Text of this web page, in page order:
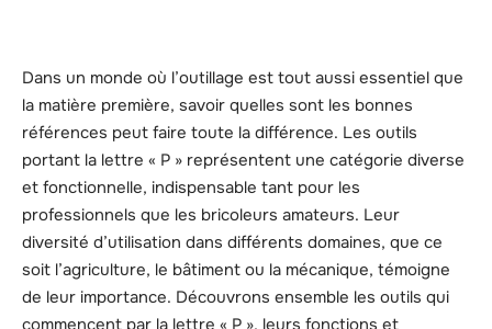
Dans un monde où l’outillage est tout aussi essentiel que
la matière première, savoir quelles sont les bonnes
références peut faire toute la différence. Les outils
portant la lettre « P » représentent une catégorie diverse
et fonctionnelle, indispensable tant pour les
professionnels que les bricoleurs amateurs. Leur
diversité d’utilisation dans différents domaines, que ce
soit l’agriculture, le bâtiment ou la mécanique, témoigne
de leur importance. Découvrons ensemble les outils qui